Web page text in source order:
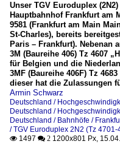
Unser TGV Euroduplex
Hauptbahnhof Frankfurt am
9581 (Frankfurt am Main
St-Charles), bereits
Paris – Frankfurt). Nebenan
3M (Baureihe 406) Tz 4607
für Belgien und die
3MF (Baureihe 406F) Tz
dieser hat die Zulassungen
Armin Schwarz
Deutschland /
Deutschland /
Deutschland / Bahnhöfe /
/ TGV Euroduplex 2N2 (Tz
 1497  2 1200x801 Px,